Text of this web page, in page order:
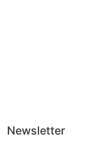
Newsletter